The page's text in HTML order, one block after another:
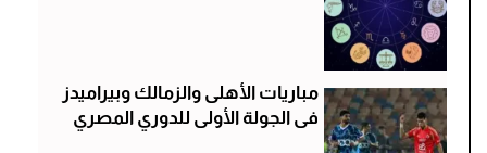
مباريات الأهلى والزمالك وبيراميدز
فى الجولة الأولى للدوري المصري